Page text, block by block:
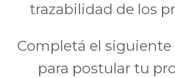
trazabilidad de los
Completá el
para postular tu